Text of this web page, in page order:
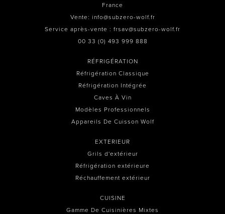
France
Vente: info@subzero-wolf.fr
Service après-vente : frsav@subzero-wolf.fr
00 33 (0) 493 999 888
RÉFRIGÉRATION
Réfrigération Classique
Réfrigération Intégrée
Caves À Vin
Modèles Professionnels
Appareils De Cuisson Wolf
EXTERIEUR
Grils d'extérieur
Réfrigération extérieure
Réchauffement extérieur
CUISINE
Gamme De Cuisinières Mixtes